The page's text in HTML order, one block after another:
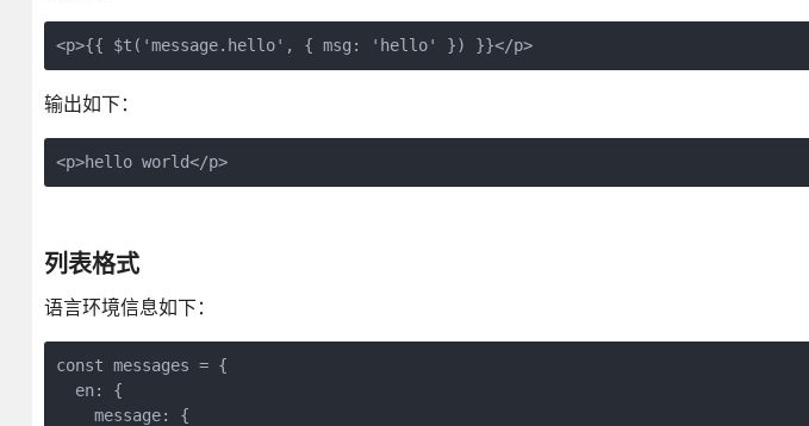
<p>{{ $t('message.hello', { msg: 'hello' }) }}</p>
输出如下：
<p>hello world</p>
列表格式
语言环境信息如下：
const messages = {
  en: {
    message: {